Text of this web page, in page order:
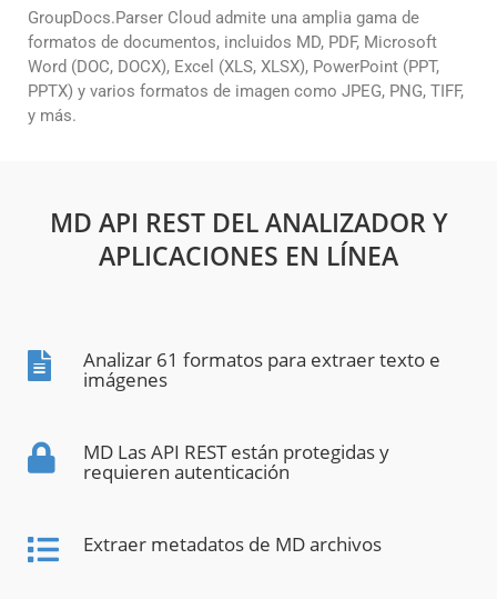
GroupDocs.Parser Cloud admite una amplia gama de
formatos de documentos, incluidos MD, PDF, Microsoft
Word (DOC, DOCX), Excel (XLS, XLSX), PowerPoint (PPT,
PPTX) y varios formatos de imagen como JPEG, PNG, TIFF,
y más.
MD API REST DEL ANALIZADOR Y
APLICACIONES EN LÍNEA
Analizar 61 formatos para extraer texto e
imágenes
MD Las API REST están protegidas y
requieren autenticación
Extraer metadatos de MD archivos